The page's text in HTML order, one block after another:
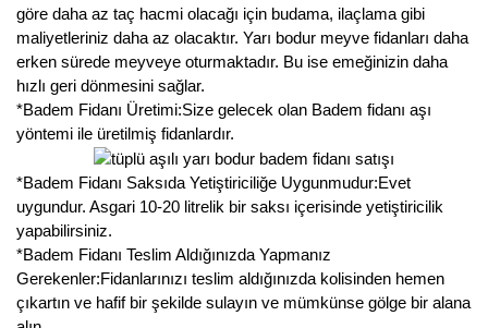
göre daha az taç hacmi olacağı için budama, ilaçlama gibi
maliyetleriniz daha az olacaktır. Yarı bodur meyve fidanları daha
erken sürede meyveye oturmaktadır. Bu ise emeğinizin daha
hızlı geri dönmesini sağlar.
*Badem Fidanı Üretimi:Size gelecek olan Badem fidanı aşı
yöntemi ile üretilmiş fidanlardır.
*Badem Fidanı Saksıda Yetiştiriciliğe Uygunmudur:Evet
uygundur. Asgari 10-20 litrelik bir saksı içerisinde yetiştiricilik
yapabilirsiniz.
*Badem Fidanı Teslim Aldığınızda Yapmanız
Gerekenler:Fidanlarınızı teslim aldığınızda kolisinden hemen
çıkartın ve hafif bir şekilde sulayın ve mümkünse gölge bir alana
Nadir Çeşit Meyveler
Nar Fidanı
Narenciye Fidanları
Nektarin Fidanı
Papaya Fidanı
Pepino Fidanı